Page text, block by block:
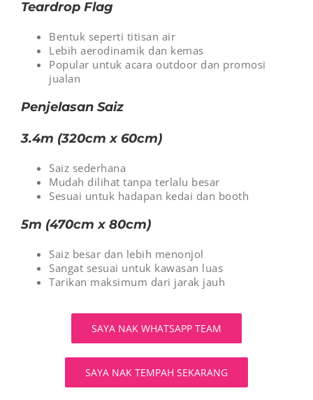
Teardrop Flag
Bentuk seperti titisan air
Lebih aerodinamik dan kemas
Popular untuk acara outdoor dan promosi
jualan
Penjelasan Saiz
3.4m (320cm x 60cm)
Saiz sederhana
Mudah dilihat tanpa terlalu besar
Sesuai untuk hadapan kedai dan booth
5m (470cm x 80cm)
Saiz besar dan lebih menonjol
Sangat sesuai untuk kawasan luas
Tarikan maksimum dari jarak jauh
SAYA NAK WHATSAPP TEAM
SAYA NAK TEMPAH SEKARANG